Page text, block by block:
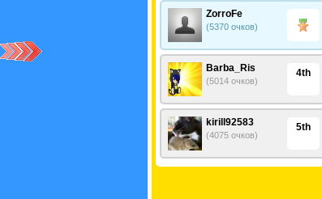
ZorroFe
(5370 очков)
4th
Barba_Ris
(5014 очков)
5th
kirill92583
(4075 очков)